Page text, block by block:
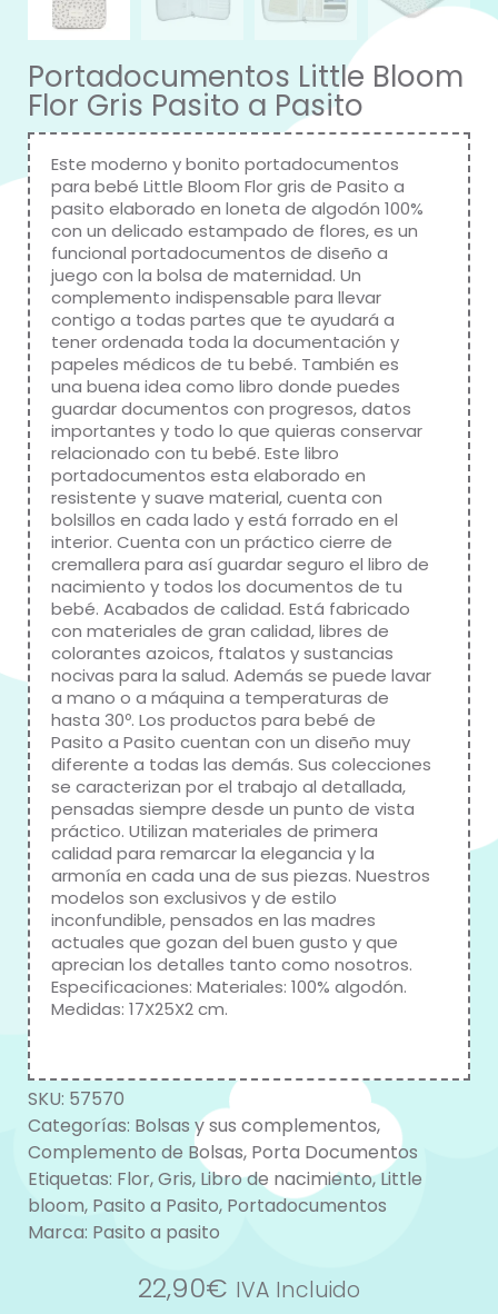
Portadocumentos Little Bloom
Flor Gris Pasito a Pasito
Este moderno y bonito portadocumentos
para bebé Little Bloom Flor gris de Pasito a
pasito elaborado en loneta de algodón 100%
con un delicado estampado de flores, es un
funcional portadocumentos de diseño a
juego con la bolsa de maternidad. Un
complemento indispensable para llevar
contigo a todas partes que te ayudará a
tener ordenada toda la documentación y
papeles médicos de tu bebé. También es
una buena idea como libro donde puedes
guardar documentos con progresos, datos
importantes y todo lo que quieras conservar
relacionado con tu bebé. Este libro
portadocumentos esta elaborado en
resistente y suave material, cuenta con
bolsillos en cada lado y está forrado en el
interior. Cuenta con un práctico cierre de
cremallera para así guardar seguro el libro de
nacimiento y todos los documentos de tu
bebé. Acabados de calidad. Está fabricado
con materiales de gran calidad, libres de
colorantes azoicos, ftalatos y sustancias
nocivas para la salud. Además se puede lavar
a mano o a máquina a temperaturas de
hasta 30º. Los productos para bebé de
Pasito a Pasito cuentan con un diseño muy
diferente a todas las demás. Sus colecciones
se caracterizan por el trabajo al detallada,
pensadas siempre desde un punto de vista
práctico. Utilizan materiales de primera
calidad para remarcar la elegancia y la
armonía en cada una de sus piezas. Nuestros
modelos son exclusivos y de estilo
inconfundible, pensados en las madres
actuales que gozan del buen gusto y que
aprecian los detalles tanto como nosotros.
Especificaciones: Materiales: 100% algodón.
Medidas: 17X25X2 cm.
SKU: 57570
Categorías: Bolsas y sus complementos,
Complemento de Bolsas, Porta Documentos
Etiquetas: Flor,Gris, Libro de nacimiento,Little
bloom, Pasito a Pasito, Portadocumentos
Marca: Pasito a pasito
22,90€ IVA Incluido